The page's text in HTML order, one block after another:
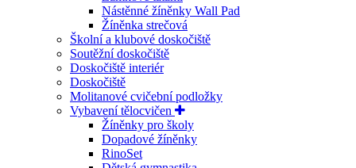
Nástěnné žíněnky Wall Pad
Žíněnka strečová
Školní a klubové doskočiště
Soutěžní doskočiště
Doskočiště interiér
Doskočiště
Molitanové cvičební podložky
Vybavení tělocvičen
Žíněnky pro školy
Dopadové žíněnky
RinoSet